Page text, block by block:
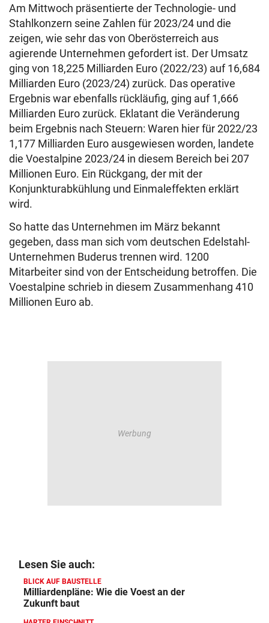
Am Mittwoch präsentierte der Technologie- und
Stahlkonzern seine Zahlen für 2023/24 und die
zeigen, wie sehr das von Oberösterreich aus
agierende Unternehmen gefordert ist. Der Umsatz
ging von 18,225 Milliarden Euro (2022/23) auf 16,684
Milliarden Euro (2023/24) zurück. Das operative
Ergebnis war ebenfalls rückläufig, ging auf 1,666
Milliarden Euro zurück. Eklatant die Veränderung
beim Ergebnis nach Steuern: Waren hier für 2022/23
1,177 Milliarden Euro ausgewiesen worden, landete
die Voestalpine 2023/24 in diesem Bereich bei 207
Millionen Euro. Ein Rückgang, der mit der
Konjunkturabkühlung und Einmaleffekten erklärt
wird.
So hatte das Unternehmen im März bekannt
gegeben, dass man sich vom deutschen Edelstahl-
Unternehmen Buderus trennen wird. 1200
Mitarbeiter sind von der Entscheidung betroffen. Die
Voestalpine schrieb in diesem Zusammenhang 410
Millionen Euro ab.
Lesen Sie auch:
BLICK AUF BAUSTELLE
Milliardenpläne: Wie die Voest an der
Zukunft baut